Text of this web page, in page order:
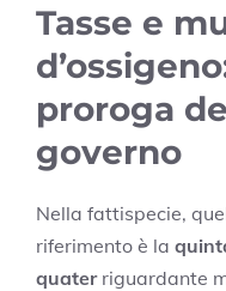
Tasse e
proroga
governo
Nella fattispecie,
riferimento è la
quaterriguardante